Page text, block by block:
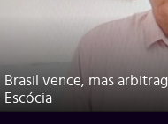
Brasil vence, mas
Escócia